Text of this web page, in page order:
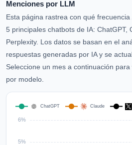
Menciones por LLM
Esta página rastrea con qué frecuencia
5 principales chatbots de IA: ChatGPT,
Perplexity. Los datos se basan en el
respuestas generadas por IA y se
Seleccione un mes a continuación
por modelo.